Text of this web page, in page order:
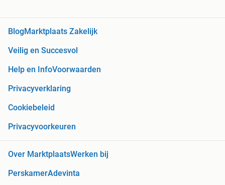
Blog Marktplaats Zakelijk
Veilig en Succesvol
Help en InfoVoorwaarden
Privacyverklaring
Cookiebeleid
Privacyvoorkeuren
Over MarktplaatsWerken bij
PerskamerAdevinta